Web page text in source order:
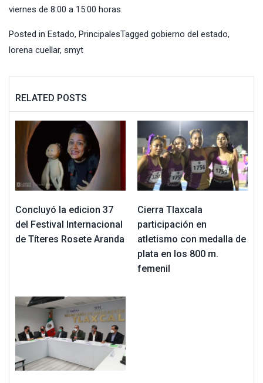
viernes de 8:00 a 15:00 horas.
Posted in Estado, PrincipalesTagged gobierno del estado,
lorena cuellar, smyt
RELATED POSTS
Concluyó la edicion 37
del Festival Internacional
de Títeres Rosete Aranda
Cierra Tlaxcala
participación en
atletismo con medalla de
plata en los 800 m.
femenil